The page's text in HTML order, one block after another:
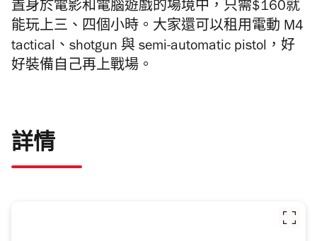
置身於電影和電腦遊戲的場境中，只需$160就
能玩上三、四個小時。大家還可以租用電動 M4
tactical、shotgun 與 semi-automatic pistol，好
好裝備自己再上戰場。
詳情